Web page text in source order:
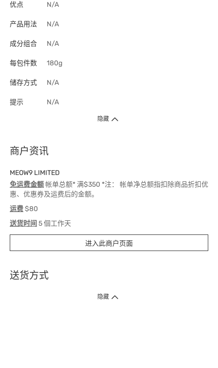
优点 N/A
产品用法 N/A
成分组合 N/A
每包件数 180g
储存方式 N/A
提示 N/A
隐藏
商户资讯
MEOW9 LIMITED
免运费金额帐单总额* 满$350 *注： 帐单净总额指扣除商品折扣优
惠、优惠券及运费后的金额。
运费$80
送货时间 5 個工作天
进入此商户页面
送货方式
1. 送货到府（受卫生署条例规管产品除外 ）
隐藏